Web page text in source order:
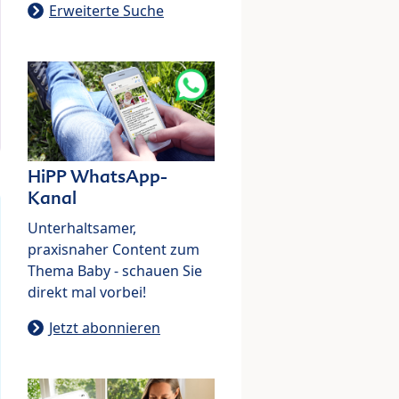
Erweiterte Suche
HiPP WhatsApp-
Kanal
Unterhaltsamer,
praxisnaher Content zum
Thema Baby - schauen Sie
direkt mal vorbei!
Jetzt abonnieren